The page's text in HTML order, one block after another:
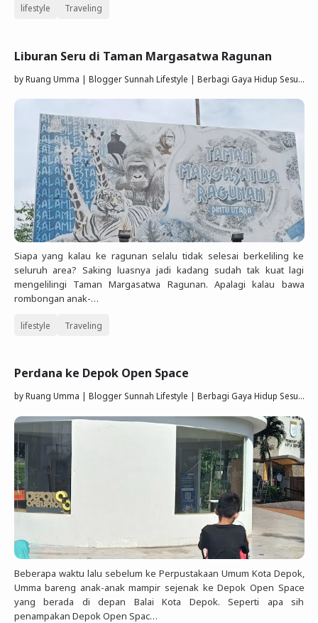
lifestyle Traveling
Liburan Seru di Taman Margasatwa Ragunan
byRuang Umma | Blogger Sunnah Lifestyle | Berbagi Gaya Hidup Sesuai Quran Sunnah
Siapa yang kalau ke ragunan selalu tidak selesai berkeliling ke
seluruh area? Saking luasnya jadi kadang sudah tak kuat lagi
mengelilingi Taman Margasatwa Ragunan. Apalagi kalau bawa
rombongan anak-…
lifestyle Traveling
Perdana ke Depok Open Space
byRuang Umma | Blogger Sunnah Lifestyle | Berbagi Gaya Hidup Sesuai Quran Sunnah
Beberapa waktu lalu sebelum ke Perpustakaan Umum Kota Depok,
Umma bareng anak-anak mampir sejenak ke Depok Open Space
yang berada di depan Balai Kota Depok. Seperti apa sih
penampakan Depok Open Spac…